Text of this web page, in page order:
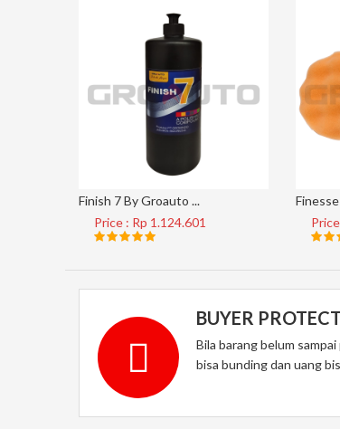
Finish 7 By Groauto ...
Price : Rp 1.124.601
BUYER
Bila barang belum
bisa bunding dan uang